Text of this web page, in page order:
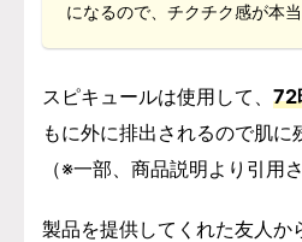
になるので、チクチク感が本
スピキュールは使用して、 72
もに外に排出されるので肌に
（※一部、商品説明より引用
製品を提供してくれた友人か